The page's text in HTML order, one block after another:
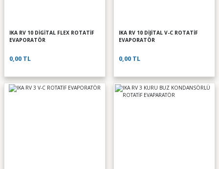
IKA RV 10 DİGİTAL FLEX ROTATİF
EVAPORATÖR
0,00 TL
IKA RV 10 DİJİTAL V-C ROTATİF
EVAPORATÖR
0,00 TL